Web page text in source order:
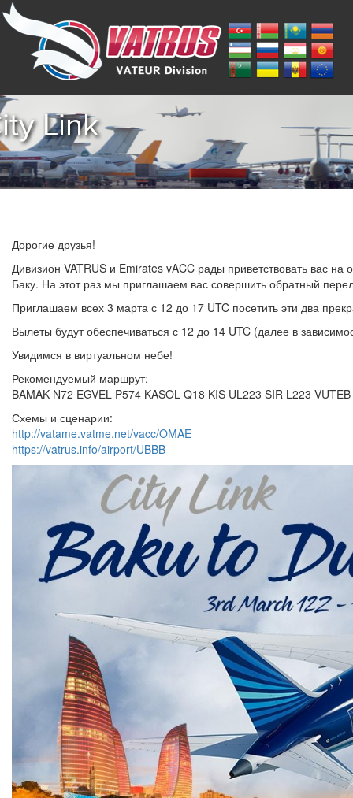
Link
Дорогие друзья!
Дивизион VATRUS и Emirates vACC рады приветствовать вас
Баку. На этот раз мы приглашаем вас совершить обратный
Приглашаем всех 3 марта с 12 до 17 UTC посетить эти два
Вылеты будут обеспечиваться с 12 до 14 UTC (далее в
Увидимся в виртуальном небе!
Рекомендуемый маршрут:
BAMAK N72 EGVEL P574 KASOL Q18 KIS UL223 SIR L223 VUTEB
Схемы и сценарии:
http://vatame.vatme.net/vacc/OMAE
https://vatrus.info/airport/UBBB